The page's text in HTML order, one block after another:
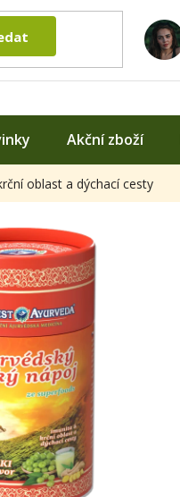
Akční zboží
oblast a dýchací cesty